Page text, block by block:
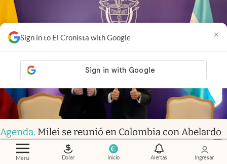
Menú Dolar Inicio Alertas Ingresar
Sign in to El Cronista with Google ×
Agenda. Milei se reunió en Colombia con Abelardo
de la Espriella antes de su asunción presidencial